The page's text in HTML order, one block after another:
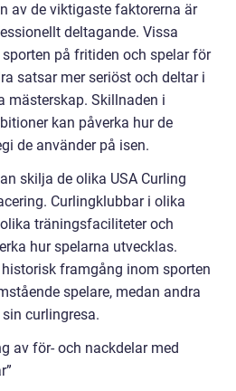
av de viktigaste faktorerna är
deltagande. Vissa
på fritiden och spelar för
satsar mer seriöst och deltar i
mästerskap. Skillnaden i
kan påverka hur de
de använder på isen.
skilja de olika USA Curling
Curlingklubbar i olika
träningsfaciliteter och
hur spelarna utvecklas.
framgång inom sporten
spelare, medan andra
curlingresa.
av för- och nackdelar med